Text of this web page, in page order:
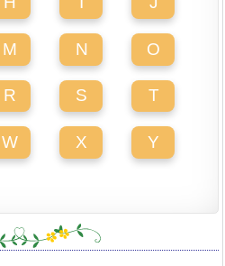
M N O
R S T
W X Y